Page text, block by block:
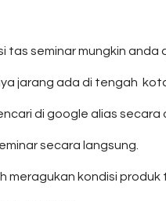
tas seminar mungkin
jarang ada di tengah kota
di google alias
secara langsung.
kondisi